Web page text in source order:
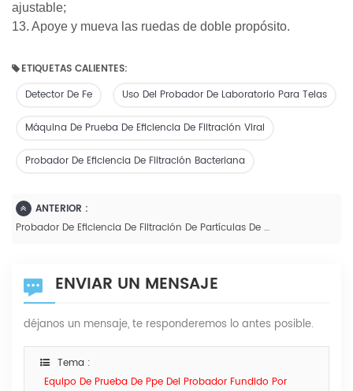
ajustable;
13. Apoye y mueva las ruedas de doble propósito.
ETIQUETAS CALIENTES:
Detector De Fe
Uso Del Probador De Laboratorio Para Telas
Máquina De Prueba De Eficiencia De Filtración Viral
Probador De Eficiencia De Filtración Bacteriana
ANTERIOR :
Probador De Eficiencia De Filtración De Partículas De Máscara Textil De Protección Médica GB-KF30010
ENVIAR UN MENSAJE
déjanos un mensaje, te responderemos lo antes posible.
Tema :
Equipo De Prueba De Ppe Del Probador Fundido Por